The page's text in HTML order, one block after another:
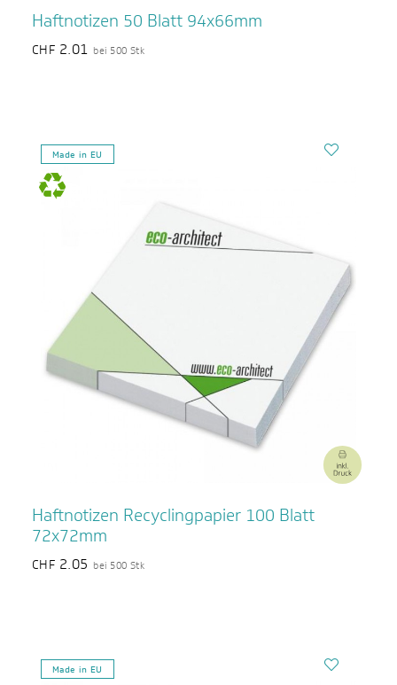
Haftnotizen 50 Blatt 94x66mm
CHF 2.01 bei 500 Stk
Made in EU
Haftnotizen Recyclingpapier 100 Blatt
72x72mm
CHF 2.05 bei 500 Stk
Made in EU